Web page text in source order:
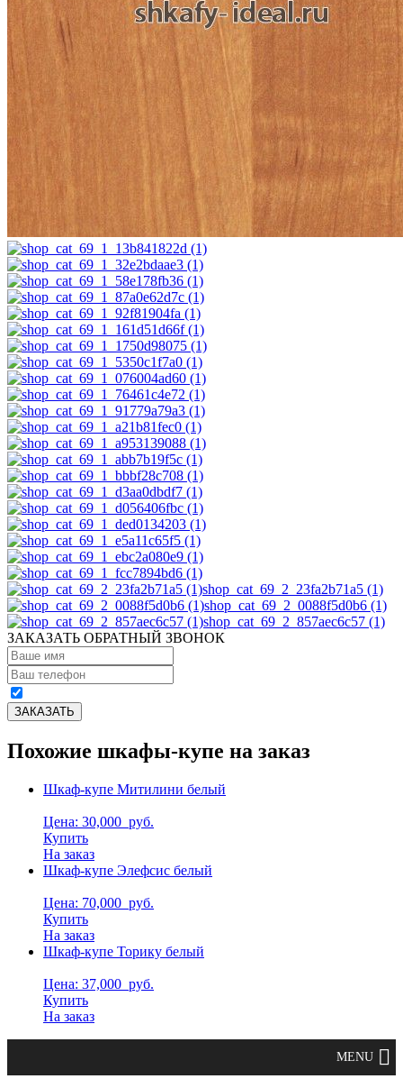
shop_cat_69_2_23fa2b71a5 (1)
shop_cat_69_2_0088f5d0b6 (1)
shop_cat_69_2_857aec6c57 (1)
ЗАКАЗАТЬ ОБРАТНЫЙ ЗВОНОК
Похожие шкафы-купе на заказ
Шкаф-купе Митилини белый
Цена: 30,000 руб.
Купить
На заказ
Шкаф-купе Элефсис белый
Цена: 70,000 руб.
Купить
На заказ
Шкаф-купе Торику белый
Цена: 37,000 руб.
Купить
На заказ